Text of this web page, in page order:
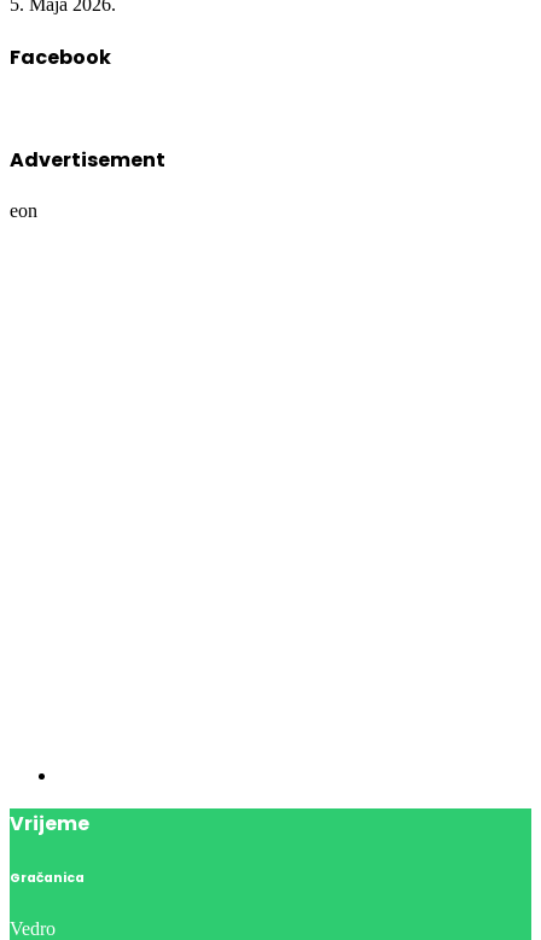
5. Maja 2026.
Facebook
Advertisement
eon
Vrijeme
Gračanica
Vedro